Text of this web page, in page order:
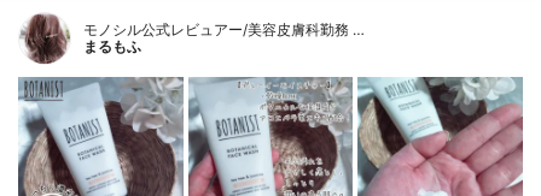
モノシル公式レビュアー/美容皮膚科勤務 …
まるもふ